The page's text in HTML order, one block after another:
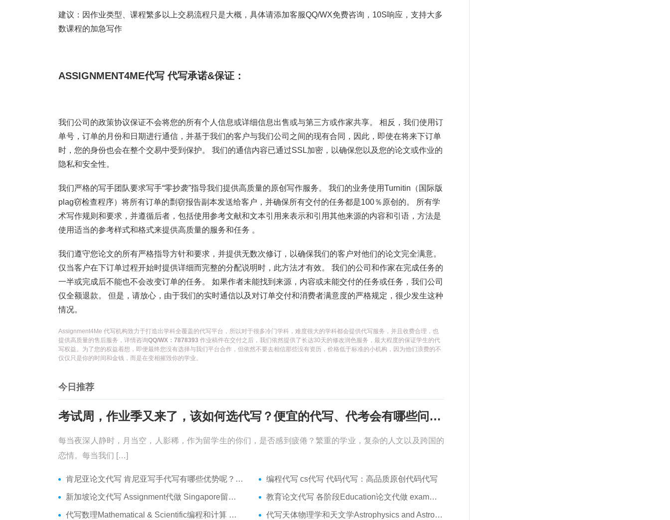
建议：因作业类型、课程繁多以上交易流程只是大概，具体请添加客服QQ/WX免费咨询，10S响应，支持大多
数课程的加急写作
ASSIGNMENT4ME代写代写承诺&保证：
我们公司的政策协议保证不会将您的所有个人信息或详细信息出售或与第三方或作家共享。 相反，我们使用订
单号，订单的月份和日期进行通信，并基于我们的客户与我们公司之间的现有合同，因此，即使在将来下订单
时，您的身份也会在整个交易中受到保护。 我们的通信内容已通过SSL加密，以确保您以及您的论文或作业的
隐私和安全性。
我们严格的写手团队要求写手“零抄袭”指导我们提供高质量的原创写作服务。 我们的业务使用Turnitin（国际版
plag窃检查程序）将所有订单的剽窃报告副本发送给客户，并确保所有交付的任务都是100％原创的。 所有学
术写作规则和要求，并遵循后者，包括使用参考文献和文本引用来表示和引用其他来源的内容和引语，方法是
使用适当的参考样式和格式来提供高质量的服务和任务 。
我们遵守您论文的所有严格指导方针和要求，并提供无数次修订，以确保我们的客户对他们的论文完全满意。
仅当客户在下订单过程开始时提供详细而完整的分配说明时，此方法才有效。 我们的公司和作家在完成任务的
一半或完成后不能也不会改变订单的任务。 如果作者未能找到来源，内容或未能交付的任务或任务，我们公司
仅全额退款。 但是，请放心，由于我们的实时通信以及对订单交付和消费者满意度的严格规定，很少发生这种
情况。
Assignment4Me 代写机构致力于打造出学科全覆盖的代写平台，所以对于很多冷门学科，难度很大的学科都会提供代写服务，并且收费合理，也
提供高质量的售后服务，详情咨询QQ/WX：7878393 作业稿件在交付之后，我们依然提供了长达30天的修改润色服务，最大程度的保证学生的代
写权益。为了您的权益着想，即便最终您没有选择与我们平台合作，但依然不要去相信那些没有资历，价格低于标准的小机构，因为他们浪费的不
仅仅只是你的时间和金钱，而是在变相摧毁你的学业。
今日推荐
考试周，作业季又来了，该如何选代写？便宜的代写、代考会有哪些问题？
每当夜深人静时，月当空，人影稀，作为留学生的你们，是否感到疲倦？繁重的学业，复杂的人文以及跨国的
恋情。每当我们 […]
肯尼亚论文代写 肯尼亚写手代写有哪些优势呢？价格便宜吗？ 编程代写 cs代写 代码代写：高品质原创代码代写
新加坡论文代写 Assignment代做 Singapore留学生论文代写服务 教育论文代写 各阶段Education论文代做 exam代考
代写数理Mathematical & Scientific编程和计算 数学编程作业代做 代写天体物理学和天文学Astrophysics and Astronomy 天文学Assignment代做